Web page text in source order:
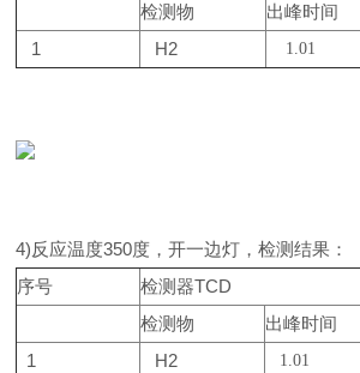
检测物
出峰时间
1
H2 1.01
4)反应温度350度，开一边灯，检测结果：
序号
检测器TCD
检测物
出峰时间
1
H2 1.01